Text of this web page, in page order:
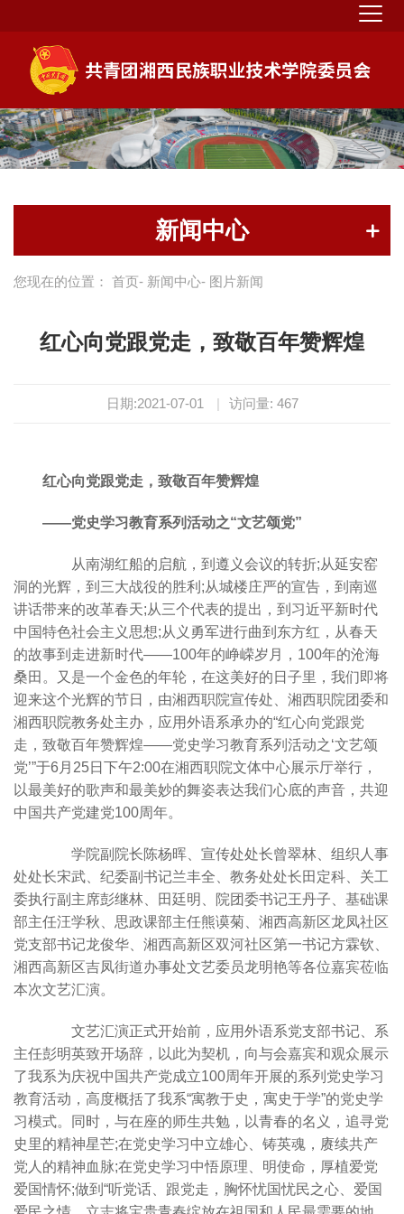
新闻中心
您现在的位置： 首页- 新闻中心- 图片新闻
红心向党跟党走，致敬百年赞辉煌
日期:2021-07-01 | 访问量: 467
红心向党跟党走，致敬百年赞辉煌
——党史学习教育系列活动之“文艺颂党”
从南湖红船的启航，到遵义会议的转折;从延安窑
洞的光辉，到三大战役的胜利;从城楼庄严的宣告，到南巡
讲话带来的改革春天;从三个代表的提出，到习近平新时代
中国特色社会主义思想;从义勇军进行曲到东方红，从春天
的故事到走进新时代——100年的峥嵘岁月，100年的沧海
桑田。又是一个金色的年轮，在这美好的日子里，我们即将
迎来这个光辉的节日，由湘西职院宣传处、湘西职院团委和
湘西职院教务处主办，应用外语系承办的“红心向党跟党
走，致敬百年赞辉煌——党史学习教育系列活动之‘文艺颂
党’”于6月25日下午2:00在湘西职院文体中心展示厅举行，
以最美好的歌声和最美妙的舞姿表达我们心底的声音，共迎
中国共产党建党100周年。
学院副院长陈杨晖、宣传处处长曾翠林、组织人事
处处长宋武、纪委副书记兰丰全、教务处处长田定科、关工
委执行副主席彭继林、田廷明、院团委书记王丹子、基础课
部主任汪学秋、思政课部主任熊谟菊、湘西高新区龙凤社区
党支部书记龙俊华、湘西高新区双河社区第一书记方霖钦、
湘西高新区吉凤街道办事处文艺委员龙明艳等各位嘉宾莅临
本次文艺汇演。
文艺汇演正式开始前，应用外语系党支部书记、系
主任彭明英致开场辞，以此为契机，向与会嘉宾和观众展示
了我系为庆祝中国共产党成立100周年开展的系列党史学习
教育活动，高度概括了我系“寓教于史，寓史于学”的党史学
习模式。同时，与在座的师生共勉，以青春的名义，追寻党
史里的精神星芒;在党史学习中立雄心、铸英魂，赓续共产
党人的精神血脉;在党史学习中悟原理、明使命，厚植爱党
爱国情怀;做到“听党话、跟党走，胸怀忧国忧民之心、爱国